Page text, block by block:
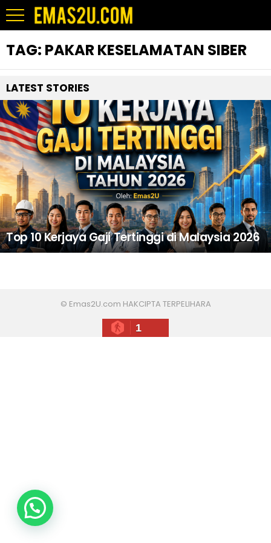
TAG: PAKAR KESELAMATAN SIBER
LATEST STORIES
Top 10 Kerjaya Gaji Tertinggi di Malaysia 2026
© Emas2U.com HAKCIPTA TERPELIHARA
1